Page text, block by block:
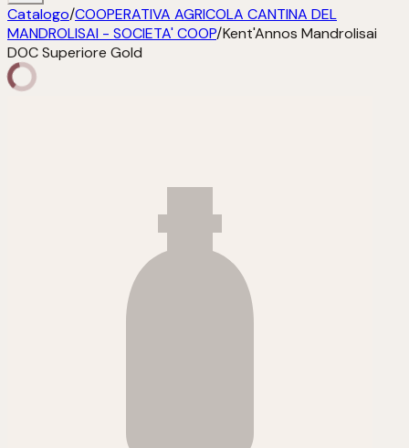
Catalogo/COOPERATIVA AGRICOLA CANTINA DEL
MANDROLISAI - SOCIETA' COOP/Kent'Annos Mandrolisai
DOC Superiore Gold